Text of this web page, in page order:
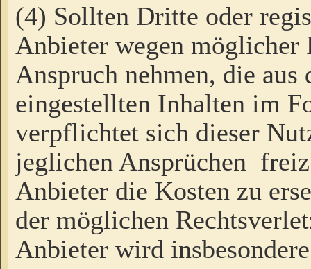
(4) Sollten Dritte oder
Anbieter wegen möglicher
Anspruch nehmen, die
eingestellten Inhalten im
verpflichtet sich dieser
jeglichen Ansprüchen
Anbieter die Kosten zu
der möglichen
Anbieter wird